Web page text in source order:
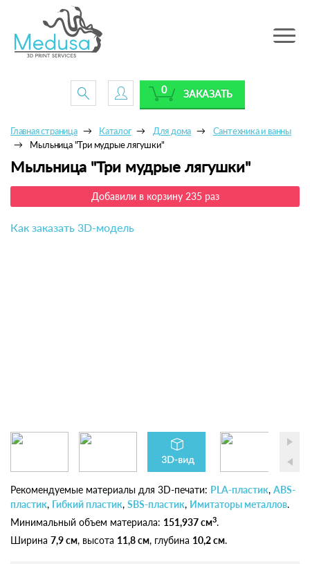
Toggle
ЗАКАЗАТЬ
0
Главная страница Каталог Для дома
Сантехника и ванны
Мыльница "Три мудрые лягушки"
Мыльница "Три мудрые лягушки"
Добавили в корзину 235 раз
Как заказать 3D-модель
Рекомендуемые материалы для 3D-печати: PLA-пластик, ABS-
пластик, Гибкий пластик, SBS-пластик, Имитаторы металлов.
Минимальный объем материала: 151,937 см3.
Ширина 7,9 см, высота 11,8 см, глубина 10,2 см.